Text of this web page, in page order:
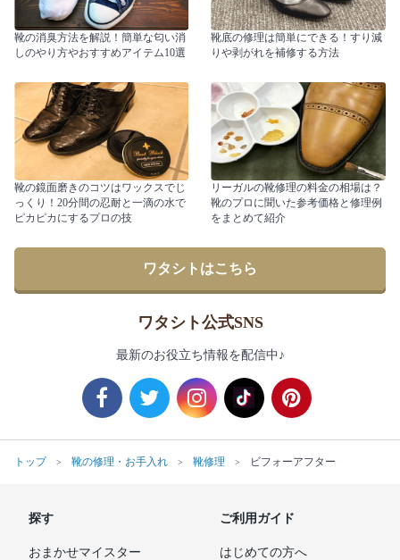
靴の消臭方法を解説！簡単な匂い消
しのやり方やおすすめアイテム10選
靴底の修理は簡単にできる！すり減
りや剥がれを補修する方法
靴の鏡面磨きのコツはワックスでじ
っくり！20分間の忍耐と一滴の水で
ピカピカにするプロの技
リーガルの靴修理の料金の相場は？
靴のプロに聞いた参考価格と修理例
をまとめて紹介
ワタシトはこちら
ワタシト公式SNS
最新のお役立ち情報を配信中♪
トップ 靴の修理・お手入れ 靴修理 ビフォーアフター
探す
おまかせマイスター
ご利用ガイド
はじめての方へ